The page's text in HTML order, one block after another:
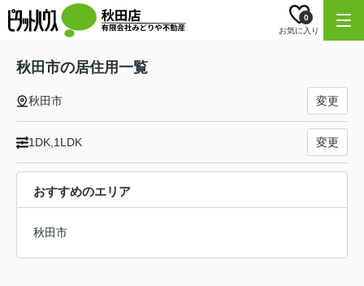
お気に入り
0
秋田市の居住用一覧
秋田市 変更
1DK,1LDK 変更
おすすめのエリア
秋田市